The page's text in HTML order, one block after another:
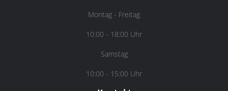
Montag - Freitag
10:00 - 18:00 Uhr
Samstag
10:00 - 15:00 Uhr